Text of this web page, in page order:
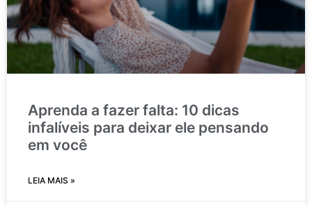
Aprenda a fazer falta: 10 dicas
infalíveis para deixar ele pensando
em você
LEIA MAIS »